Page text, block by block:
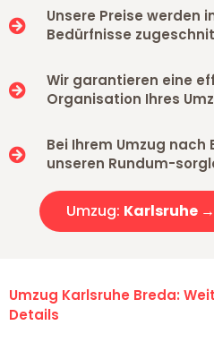
Unsere Preise werden
Bedürfnisse
Wir garantieren eine
Organisation Ihres
Bei Ihrem Umzug nach
unseren Rundum-
Umzug: Karlsruhe
Umzug Karlsruhe Breda:
Details